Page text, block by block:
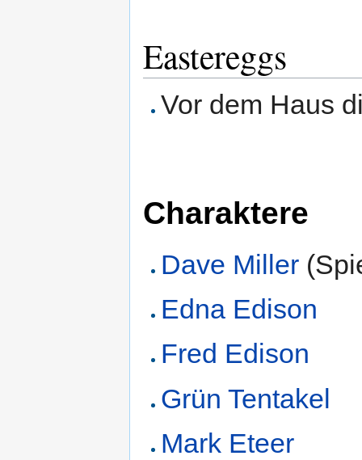
Eastereggs
Vor dem Haus
Charaktere
Dave Miller
Edna Edison
Fred Edison
Grün Tentakel
Mark Eteer